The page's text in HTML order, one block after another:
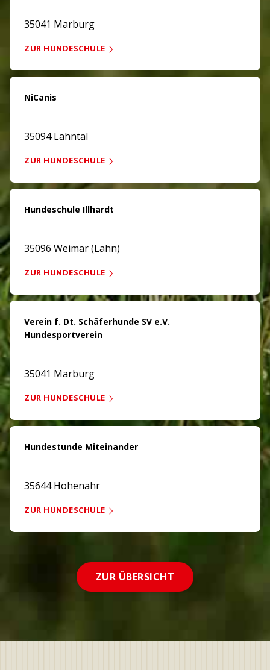
35041 Marburg
ZUR HUNDESCHULE
NiCanis
35094 Lahntal
ZUR HUNDESCHULE
Hundeschule Illhardt
35096 Weimar (Lahn)
ZUR HUNDESCHULE
Verein f. Dt. Schäferhunde SV e.V.
Hundesportverein
35041 Marburg
ZUR HUNDESCHULE
Hundestunde Miteinander
35644 Hohenahr
ZUR HUNDESCHULE
ZUR ÜBERSICHT